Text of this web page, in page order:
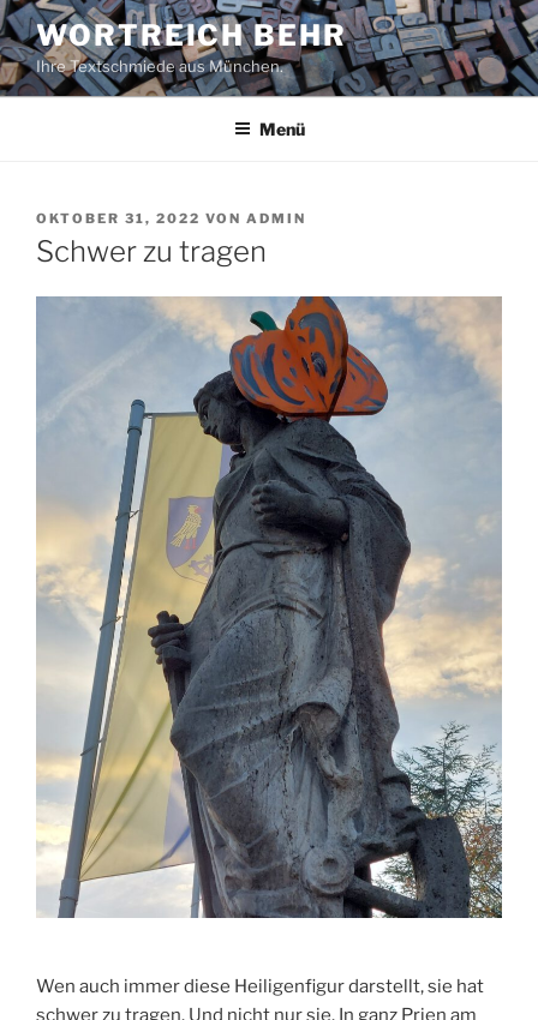
Zum
Inhalt
springen
WORTREICH BEHR
Ihre Textschmiede aus München.
Menü
VERÖFFENTLICHT
AM
OKTOBER 31, 2022 VON ADMIN
Schwer zu tragen
Wen auch immer diese Heiligenfigur darstellt, sie hat
schwer zu tragen. Und nicht nur sie. In ganz Prien am